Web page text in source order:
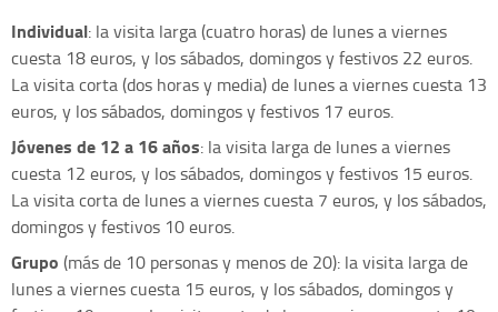
Individual: la visita larga (cuatro horas) de lunes a viernes
cuesta 18 euros, y los sábados, domingos y festivos 22 euros.
La visita corta (dos horas y media) de lunes a viernes cuesta 13
euros, y los sábados, domingos y festivos 17 euros.
Jóvenes de 12 a 16 años: la visita larga de lunes a viernes
cuesta 12 euros, y los sábados, domingos y festivos 15 euros.
La visita corta de lunes a viernes cuesta 7 euros, y los sábados,
domingos y festivos 10 euros.
Grupo (más de 10 personas y menos de 20): la visita larga de
lunes a viernes cuesta 15 euros, y los sábados, domingos y